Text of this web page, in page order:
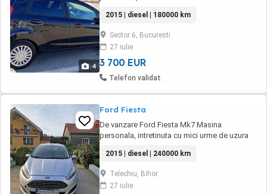
4
principale: An fabricație: 2015 180.000 km
Motorizare: 1.5 TDCi diesel Putere: 75 CP (55
kW) Capacitate: 1499 Culoare: Negru
Combustibil: Motorină Consum foarte mic
Dotări: Aer ...
2015 | diesel | 180000 km
Sector 6, Bucuresti
27 iulie
3 700 EUR
Telefon validat
Ford Fiesta
De vanzare Ford Fiesta Mk7 Masina
personala, intretinuta cu mici urme de uzura
ambreiaj, kit distributie,brate fata schimbate
la 218000km pot dovedi cu facturi Dotari: -
Senzor de parcare fata spate -Start Stop -
Aer Conditionat - ABS - ESP - TCS - Hill start ...
2015 | diesel | 240000 km
Telechiu, Bihor
27 iulie